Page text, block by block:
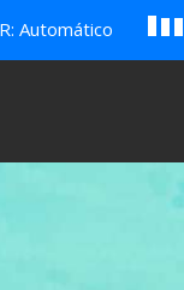
Automático A
B c